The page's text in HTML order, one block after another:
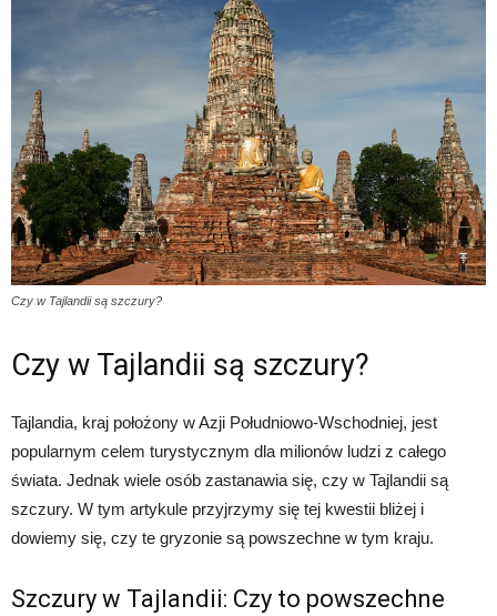
Czy w Tajlandii są szczury?
Czy w Tajlandii są szczury?
Tajlandia, kraj położony w Azji Południowo-Wschodniej, jest
popularnym celem turystycznym dla milionów ludzi z całego
świata. Jednak wiele osób zastanawia się, czy w Tajlandii są
szczury. W tym artykule przyjrzymy się tej kwestii bliżej i
dowiemy się, czy te gryzonie są powszechne w tym kraju.
Szczury w Tajlandii: Czy to powszechne